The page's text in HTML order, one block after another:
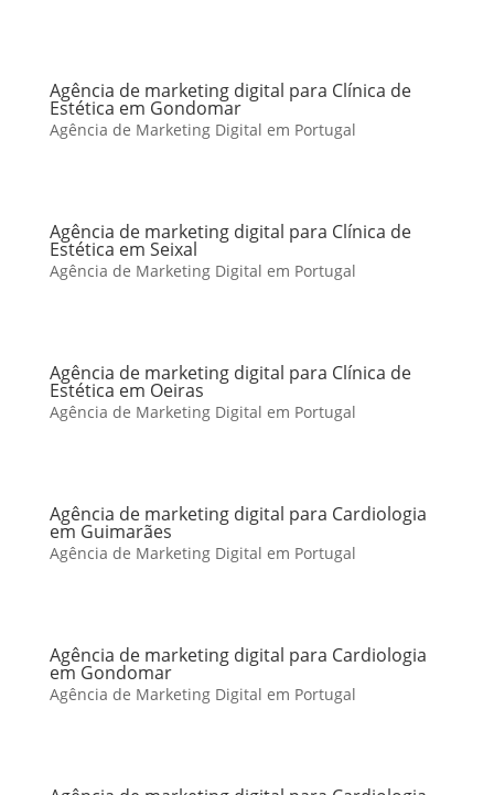
Agência de marketing digital para Clínica de
Estética em Gondomar
Agência de Marketing Digital em Portugal
Agência de marketing digital para Clínica de
Estética em Seixal
Agência de Marketing Digital em Portugal
Agência de marketing digital para Clínica de
Estética em Oeiras
Agência de Marketing Digital em Portugal
Agência de marketing digital para Cardiologia
em Guimarães
Agência de Marketing Digital em Portugal
Agência de marketing digital para Cardiologia
em Gondomar
Agência de Marketing Digital em Portugal